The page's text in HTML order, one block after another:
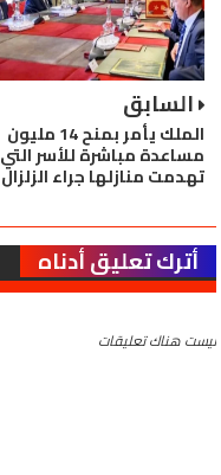
السابق
الملك يأمر بمنح 14 مليون
مساعدة مباشرة للأسر التي
تهدمت منازلها جراء الزلزال
أترك تعليق أدناه
ليست هناك تعليقات